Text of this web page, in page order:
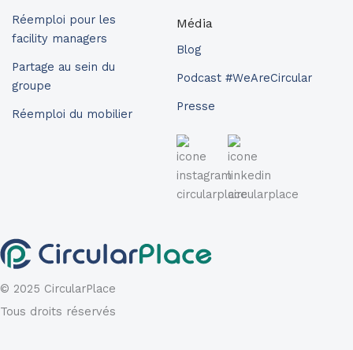
Réemploi pour les
facility managers
Partage au sein du
groupe
Réemploi du mobilier
Média
Blog
Podcast #WeAreCircular
Presse
© 2025 CircularPlace
Tous droits réservés